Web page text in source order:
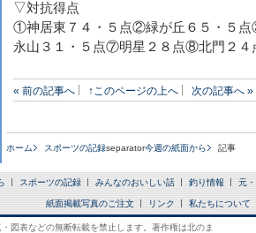
▽対抗得点
①神居東７４・５点②緑が丘６５・５
永山３１・５点⑦明星２８点⑧北門２４
« 前の記事へ ↑このページの上へ 次の記事へ »
ホーム スポーツの記録separator今週の紙面から 記事
スポーツの記録 みんなのおいしい話 釣り情報 元
紙面掲載写真のご注文 リンク 私たちについて
図表などの無断転載を禁止します。著作権は北のま